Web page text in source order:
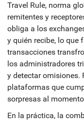
Travel Rule, norma
remitentes y
obliga a los
y quién recibe, lo
transacciones
los administradores
y detectar omisiones.
plataformas que
sorpresas al
En la práctica, la